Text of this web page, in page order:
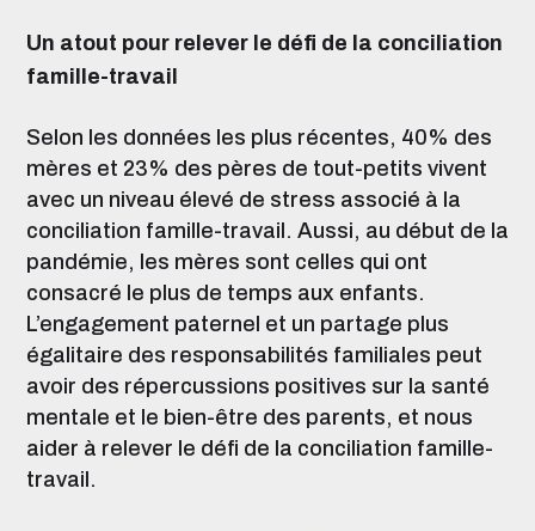
Un atout pour relever le défi de la conciliation
famille-travail
Selon les données les plus récentes, 40% des
mères et 23% des pères de tout-petits vivent
avec un niveau élevé de stress associé à la
conciliation famille-travail. Aussi, au début de la
pandémie, les mères sont celles qui ont
consacré le plus de temps aux enfants.
L’engagement paternel et un partage plus
égalitaire des responsabilités familiales peut
avoir des répercussions positives sur la santé
mentale et le bien-être des parents, et nous
aider à relever le défi de la conciliation famille-
travail.